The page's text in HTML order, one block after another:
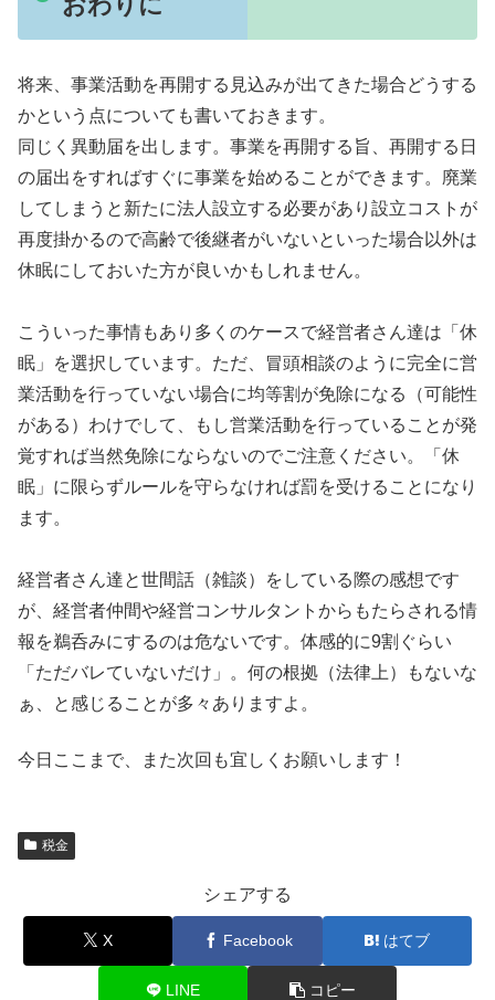
将来、事業活動を再開する見込みが出てきた場合どうする
かという点についても書いておきます。
同じく異動届を出します。事業を再開する旨、再開する日
の届出をすればすぐに事業を始めることができます。廃業
してしまうと新たに法人設立する必要があり設立コストが
再度掛かるので高齢で後継者がいないといった場合以外は
休眠にしておいた方が良いかもしれません。
こういった事情もあり多くのケースで経営者さん達は「休
眠」を選択しています。ただ、冒頭相談のように完全に営
業活動を行っていない場合に均等割が免除になる（可能性
がある）わけでして、もし営業活動を行っていることが発
覚すれば当然免除にならないのでご注意ください。「休
眠」に限らずルールを守らなければ罰を受けることになり
ます。
経営者さん達と世間話（雑談）をしている際の感想です
が、経営者仲間や経営コンサルタントからもたらされる情
報を鵜呑みにするのは危ないです。体感的に9割ぐらい
「ただバレていないだけ」。何の根拠（法律上）もないな
ぁ、と感じることが多々ありますよ。
今日ここまで、また次回も宜しくお願いします！
税金
シェアする
X Facebook はてブ
LINE コピー